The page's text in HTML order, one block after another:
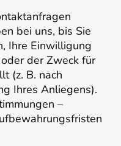
bei uns, bis Sie
Ihre Einwilligung
der Zweck für
(z. B. nach
Ihres Anliegens).
–